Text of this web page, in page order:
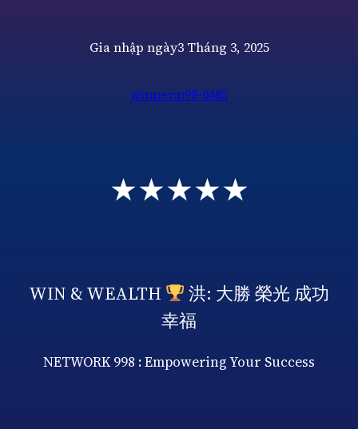
Gia nhập ngày3 Tháng 3, 2025
winner:n98-0485
★★★★★
WIN & WEALTH
洪: 大勝 榮光 成功
幸福
NETWORK 998 : Empowering Your Success